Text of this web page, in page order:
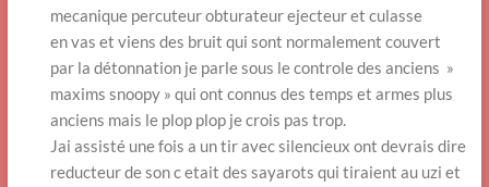
mecanique percuteur obturateur ejecteur et culasse
en vas et viens des bruit qui sont normalement couvert
par la détonnation je parle sous le controle des anciens »
maxims snoopy » qui ont connus des temps et armes plus
anciens mais le plop plop je crois pas trop.
Jai assisté une fois a un tir avec silencieux ont devrais dire
reducteur de son c etait des sayarots qui tiraient au uzi et